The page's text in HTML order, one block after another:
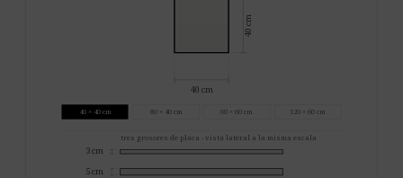
40 × 40 cm 80 × 40 cm 60 × 60 cm 120 × 60 cm
tres grosores de placa - vista lateral a la misma escala
3 cm
5 cm
80 cm
80 × 40 cm